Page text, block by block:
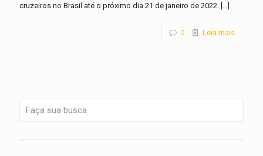
cruzeiros no Brasil até o próximo dia 21 de janeiro de 2022. […]
0 Leia mais